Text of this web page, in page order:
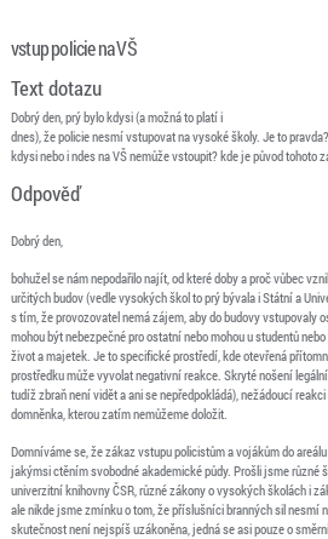
vstup policie na VŠ
Text dotazu
Dobrý den, prý bylo kdysi (a možná to platí i
dnes), že policie nesmí vstupovat na vysoké školy. Je to
kdysi nebo i ndes na VŠ nemůže vstoupit? kde je původ tohoto
Odpověď
Dobrý den,
bohužel se nám nepodařilo najít, od které doby a proč vůbec
určitých budov (vedle vysokých škol to prý bývala i Státní a
s tím, že provozovatel nemá zájem, aby do budovy vstupovaly
mohou být nebezpečné pro ostatní nebo mohou u studentů
život a majetek. Je to specifické prostředí, kde otevřená
prostředku může vyvolat negativní reakce. Skryté nošení
tudíž zbraň není vidět a ani se nepředpokládá), nežádoucí
domněnka, kterou zatím nemůžeme doložit.
Domníváme se, že zákaz vstupu policistům a vojákům do
jakýmsi ctěním svobodné akademické půdy. Prošli jsme různé
univerzitní knihovny ČSR, různé zákony o vysokých školách i
ale nikde jsme zmínku o tom, že příslušníci branných sil nesmí
skutečnost není nejspíš uzákoněna, jedná se asi pouze o